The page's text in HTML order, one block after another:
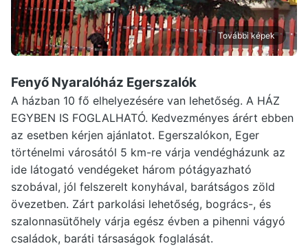
További képek
Fenyő Nyaralóház Egerszalók
A házban 10 fő elhelyezésére van lehetőség. A HÁZ
EGYBEN IS FOGLALHATÓ. Kedvezményes árért ebben
az esetben kérjen ajánlatot. Egerszalókon, Eger
történelmi városától 5 km-re várja vendégházunk az
ide látogató vendégeket három pótágyazható
szobával, jól felszerelt konyhával, barátságos zöld
övezetben. Zárt parkolási lehetőség, bogrács-, és
szalonnasütőhely várja egész évben a pihenni vágyó
családok, baráti társaságok foglalását.